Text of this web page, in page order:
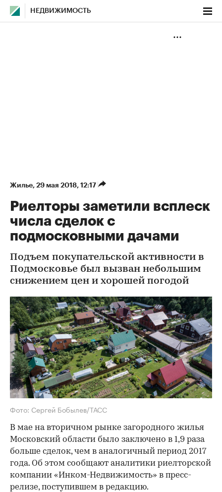
НЕДВИЖИМОСТЬ
Жилье⁠, 29 мая 2018, 12:17
Риелторы заметили всплеск
числа сделок с
подмосковными дачами
Подъем покупательской активности в
Подмосковье был вызван небольшим
снижением цен и хорошей погодой
Фото: Сергей Бобылев/ТАСС
В мае на вторичном рынке загородного жилья
Московский области было заключено в 1,9 раза
больше сделок, чем в аналогичный период 2017
года. Об этом сообщают аналитики риелторской
компании «Инком-Недвижимость» в пресс-
релизе, поступившем в редакцию.